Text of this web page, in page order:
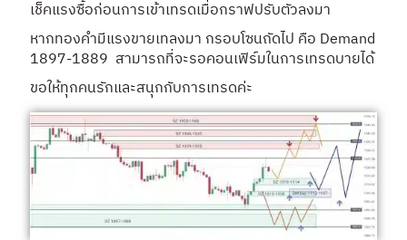
เช็คแรงซื้อก่อนการเข้าเทรดเมื่อกราฟปรับตัวลงมา
หากทองคำมีแรงขายเทลงมา กรอบโซนถัดไป คือ Demand
1897-1889 สามารถที่จะรอคอนเฟิร์มในการเทรดบายได้
ขอให้ทุกคนรักและสนุกกับการเทรดค่ะ